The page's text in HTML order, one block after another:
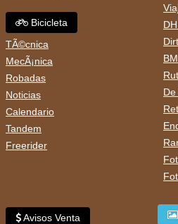
Bicicleta
TÃ©cnica
MecÃ¡nica
Robadas
Noticias
Calendario
Tandem
Freerider
Avisos Venta